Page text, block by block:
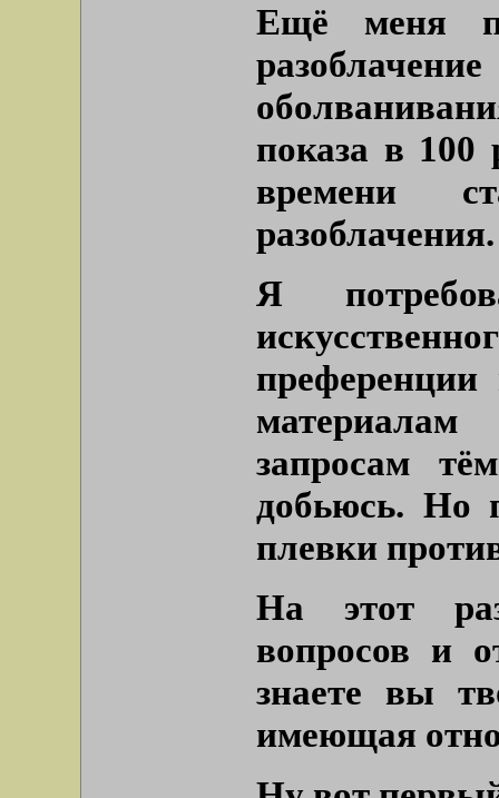
Ещё меня
показа в 100
времени
разоблачения.
Я
материалам
запросам
добьюсь. Но
плевки
На этот
вопросов и
знаете вы
имеющая